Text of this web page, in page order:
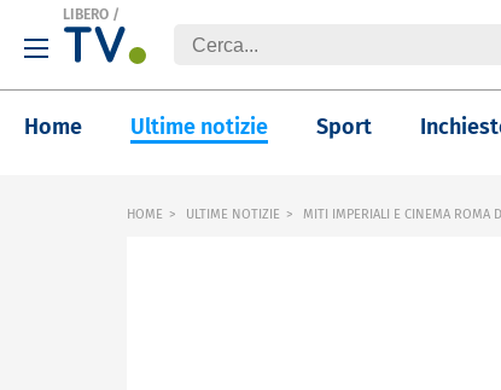
LIBERO /
Home Ultime notizie Sport
HOME ULTIME NOTIZIE MITI IMPERIALI E CINEMA ROMA